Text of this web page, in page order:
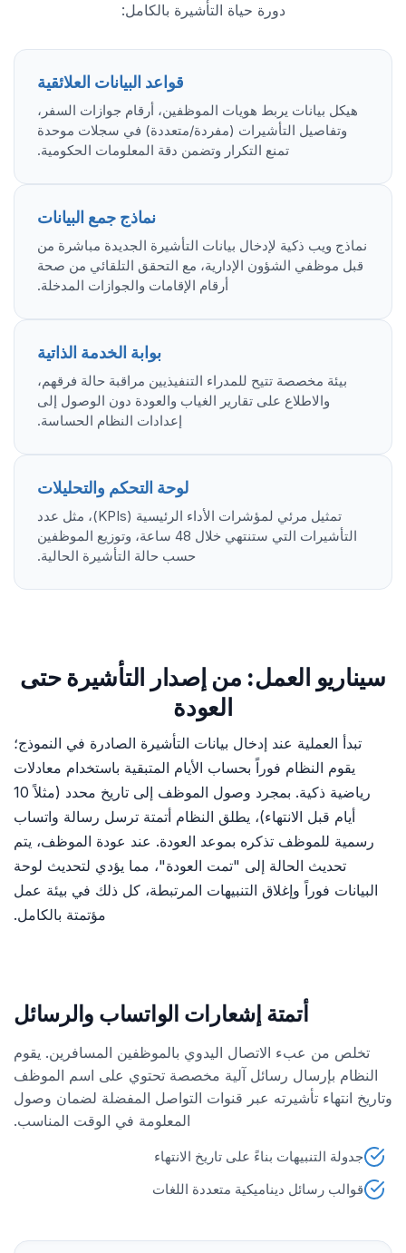
دورة حياة التأشيرة بالكامل:
قواعد البيانات العلائقية
هيكل بيانات يربط هويات الموظفين، أرقام جوازات السفر،
وتفاصيل التأشيرات (مفردة/متعددة) في سجلات موحدة
تمنع التكرار وتضمن دقة المعلومات الحكومية.
نماذج جمع البيانات
نماذج ويب ذكية لإدخال بيانات التأشيرة الجديدة مباشرة من
قبل موظفي الشؤون الإدارية، مع التحقق التلقائي من صحة
أرقام الإقامات والجوازات المدخلة.
بوابة الخدمة الذاتية
بيئة مخصصة تتيح للمدراء التنفيذيين مراقبة حالة فرقهم،
والاطلاع على تقارير الغياب والعودة دون الوصول إلى
إعدادات النظام الحساسة.
لوحة التحكم والتحليلات
تمثيل مرئي لمؤشرات الأداء الرئيسية (KPIs)، مثل عدد
التأشيرات التي ستنتهي خلال 48 ساعة، وتوزيع الموظفين
حسب حالة التأشيرة الحالية.
سيناريو العمل: من إصدار التأشيرة حتى
العودة
تبدأ العملية عند إدخال بيانات التأشيرة الصادرة في النموذج؛
يقوم النظام فوراً بحساب الأيام المتبقية باستخدام معادلات
رياضية ذكية. بمجرد وصول الموظف إلى تاريخ محدد (مثلاً 10
أيام قبل الانتهاء)، يطلق النظام أتمتة ترسل رسالة واتساب
رسمية للموظف تذكره بموعد العودة. عند عودة الموظف، يتم
تحديث الحالة إلى "تمت العودة"، مما يؤدي لتحديث لوحة
البيانات فوراً وإغلاق التنبيهات المرتبطة، كل ذلك في بيئة عمل
مؤتمتة بالكامل.
أتمتة إشعارات الواتساب والرسائل
تخلص من عبء الاتصال اليدوي بالموظفين المسافرين. يقوم
النظام بإرسال رسائل آلية مخصصة تحتوي على اسم الموظف
وتاريخ انتهاء تأشيرته عبر قنوات التواصل المفضلة لضمان وصول
المعلومة في الوقت المناسب.
جدولة التنبيهات بناءً على تاريخ الانتهاء
قوالب رسائل ديناميكية متعددة اللغات